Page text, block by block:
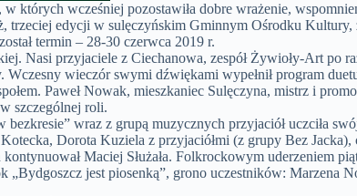
których wcześniej pozostawiła dobre wrażenie,
trzeciej edycji w sulęczyńskim Gminnym Ośrodku
termin – 28-30 czerwca 2019 r.
Nasi przyjaciele z Ciechanowa, zespół Żywioły-Art po
wieczór swymi dźwiękami wypełnił program
Paweł Nowak, mieszkaniec Sulęczyna, mistrz i
szczególnej roli.
wraz z grupą muzycznych przyjaciół uczciła
Dorota Kuziela z przyjaciółmi (z grupy Bez Jacka),
Maciej Służała. Folkrockowym uderzeniem
„Bydgoszcz jest piosenką”, grono uczestników: Marzena